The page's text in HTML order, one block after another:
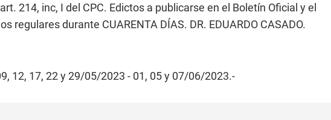
214, inc, I del CPC. Edictos a publicarse en el Boletín Oficial y el
regulares durante CUARENTA DÍAS. DR. EDUARDO CASADO.
12, 17, 22 y 29/05/2023 - 01, 05 y 07/06/2023.-